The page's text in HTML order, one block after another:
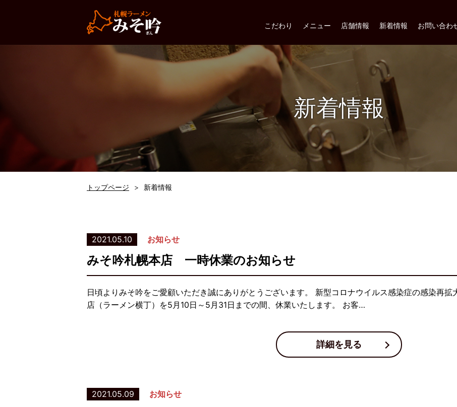
こだわり メニュー 店舗情報 新着情報 お問い合わ
新着情報
トップページ 新着情報
2021.05.10 お知らせ
みそ吟札幌本店 一時休業のお知らせ
日頃よりみそ吟をご愛顧いただき誠にありがとうございます。 新型コロナウイルス感染症の感染再
店（ラーメン横丁）を5月10日～5月31日までの間、休業いたします。 お客…
詳細を見る
2021.05.09 お知らせ